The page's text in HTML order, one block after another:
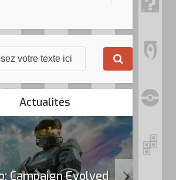
Actualités
Campaign Evolved